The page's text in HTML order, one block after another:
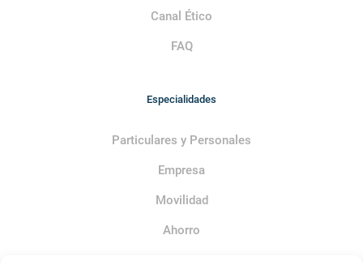
Canal Ético
FAQ
Especialidades
Particulares y Personales
Empresa
Movilidad
Ahorro